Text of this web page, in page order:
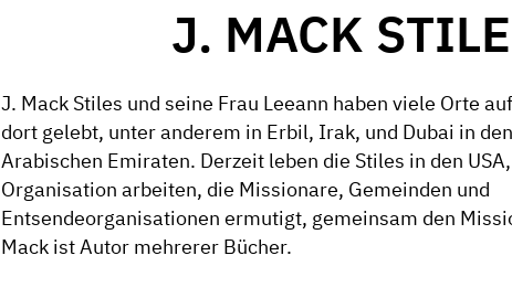
J. MACK
J. Mack Stiles und seine Frau Leeann haben viele Orte
dort gelebt, unter anderem in Erbil, Irak, und Dubai in
Arabischen Emiraten. Derzeit leben die Stiles in den
Organisation arbeiten, die Missionare, Gemeinden und
Entsendeorganisationen ermutigt, gemeinsam den
Mack ist Autor mehrerer Bücher.